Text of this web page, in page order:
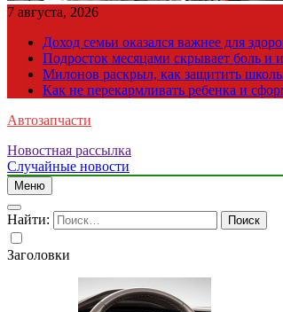
7 августа, 2026
Доход семьи оказался важнее для
Подросток месяцами скрывает боль и
Милонов раскрыл, как защитить
Как не перекармливать ребенка и
Автозапчасти
Новостная рассылка
Случайные новости
Меню
Найти:
Заголовки